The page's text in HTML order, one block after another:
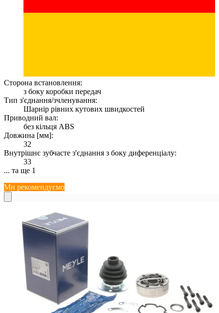
Сторона встановлення:
з боку коробки передач
Тип з'єднання/зчленування:
Шарнір рівних кутових швидкостей
Приводний вал:
без кільця ABS
Довжина [мм]:
32
Внутрішнє зубчасте з'єднання з боку диференціалу:
33
... та ще 1
Ми рекомендуємо